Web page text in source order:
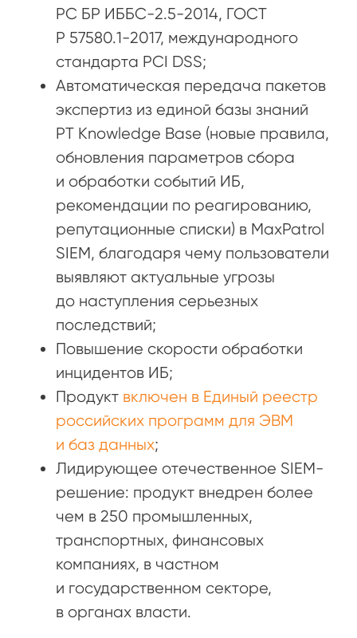
РС БР ИББС-2.5-2014, ГОСТ
Р 57580.1-2017, международного
стандарта PCI DSS;
Автоматическая передача пакетов
экспертиз из единой базы знаний
PT Knowledge Base (новые правила,
обновления параметров сбора
и обработки событий ИБ,
рекомендации по реагированию,
репутационные списки) в MaxPatrol
SIEM, благодаря чему пользователи
выявляют актуальные угрозы
до наступления серьезных
последствий;
Повышение скорости обработки
инцидентов ИБ;
Продукт включен в Единый реестр
российских программ для ЭВМ
и баз данных;
Лидирующее отечественное SIEM-
решение: продукт внедрен более
чем в 250 промышленных,
транспортных, финансовых
компаниях, в частном
и государственном секторе,
в органах власти.